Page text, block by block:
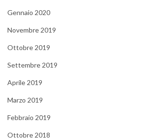
Gennaio 2020
Novembre 2019
Ottobre 2019
Settembre 2019
Aprile 2019
Marzo 2019
Febbraio 2019
Ottobre 2018